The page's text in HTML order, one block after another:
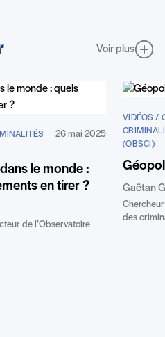
Voir plus
26 mai 2025
le monde :
en tirer ?
de l’Observatoire
VIDÉOS /
(OBSCI)
Gaëtan
des